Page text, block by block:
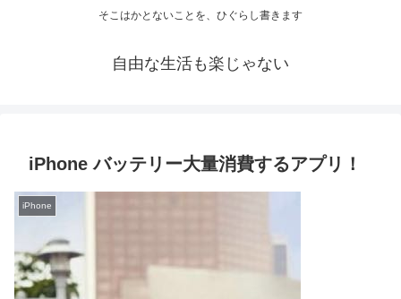
そこはかとないことを、ひぐらし書きます
自由な生活も楽じゃない
iPhone バッテリー大量消費するアプリ！
iPhone